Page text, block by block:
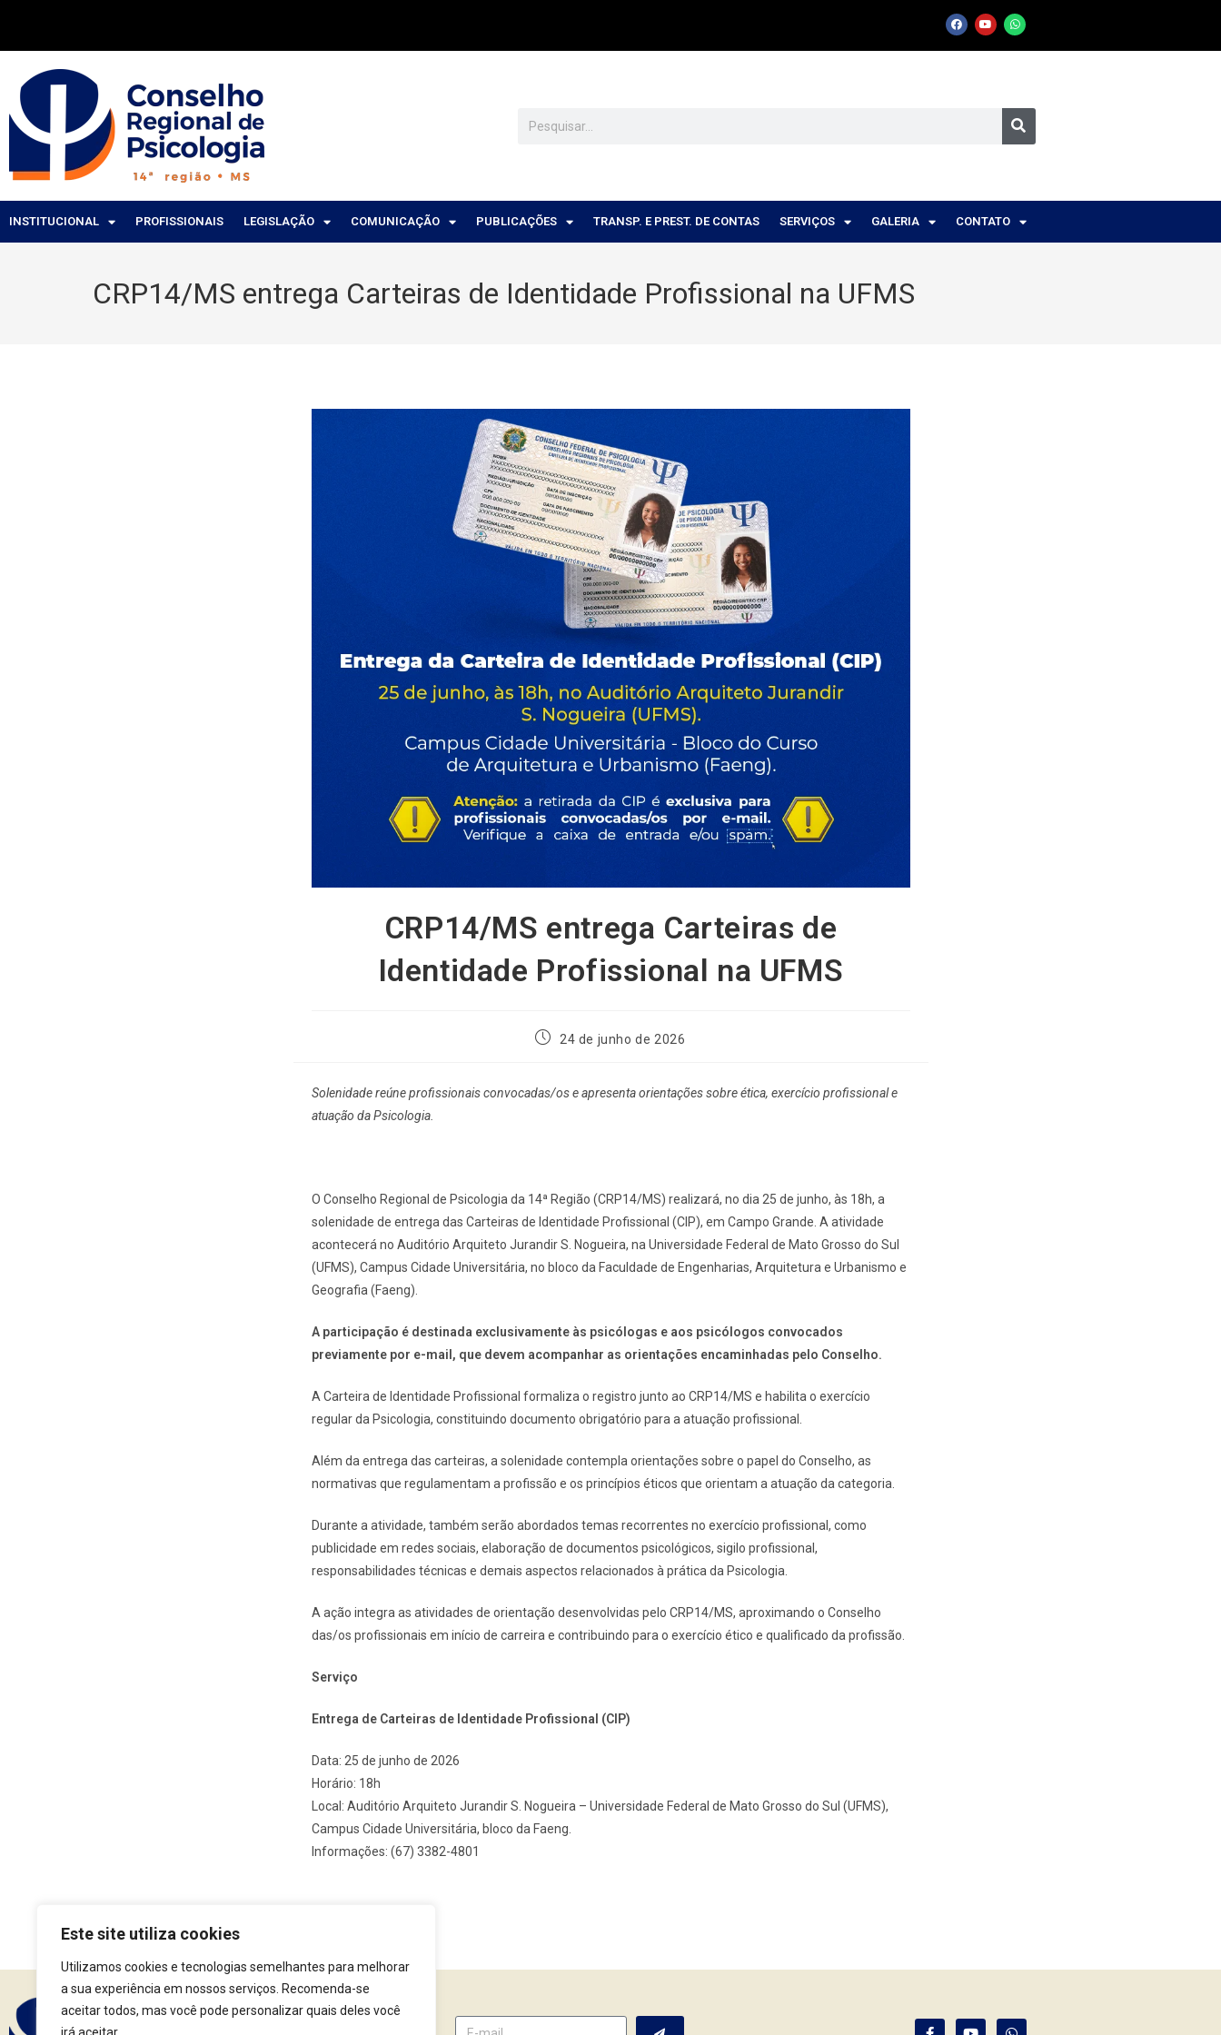
Este site utiliza cookies
Utilizamos cookies e tecnologias semelhantes para melhorar
a sua experiência em nossos serviços. Recomenda-se
aceitar todos, mas você pode personalizar quais deles você
INSTITUCIONAL PROFISSIONAIS LEGISLAÇÃO COMUNICAÇÃO PUBLICAÇÕES TRANSP. E PREST. DE CONTAS SERVIÇOS GALERIA CONTATO
CRP14/MS entrega Carteiras de Identidade Profissional na UFMS
CRP14/MS entrega Carteiras de
Identidade Profissional na UFMS
24 de junho de 2026
Solenidade reúne profissionais convocadas/os e apresenta orientações sobre ética, exercício profissional e
atuação da Psicologia.
O Conselho Regional de Psicologia da 14ª Região (CRP14/MS) realizará, no dia 25 de junho, às 18h, a
solenidade de entrega das Carteiras de Identidade Profissional (CIP), em Campo Grande. A atividade
acontecerá no Auditório Arquiteto Jurandir S. Nogueira, na Universidade Federal de Mato Grosso do Sul
(UFMS), Campus Cidade Universitária, no bloco da Faculdade de Engenharias, Arquitetura e Urbanismo e
Geografia (Faeng).
A participação é destinada exclusivamente às psicólogas e aos psicólogos convocados
previamente por e-mail, que devem acompanhar as orientações encaminhadas pelo Conselho.
A Carteira de Identidade Profissional formaliza o registro junto ao CRP14/MS e habilita o exercício
regular da Psicologia, constituindo documento obrigatório para a atuação profissional.
Além da entrega das carteiras, a solenidade contempla orientações sobre o papel do Conselho, as
normativas que regulamentam a profissão e os princípios éticos que orientam a atuação da categoria.
Durante a atividade, também serão abordados temas recorrentes no exercício profissional, como
publicidade em redes sociais, elaboração de documentos psicológicos, sigilo profissional,
responsabilidades técnicas e demais aspectos relacionados à prática da Psicologia.
A ação integra as atividades de orientação desenvolvidas pelo CRP14/MS, aproximando o Conselho
das/os profissionais em início de carreira e contribuindo para o exercício ético e qualificado da profissão.
Serviço
Entrega de Carteiras de Identidade Profissional (CIP)
Data: 25 de junho de 2026
Horário: 18h
Local: Auditório Arquiteto Jurandir S. Nogueira – Universidade Federal de Mato Grosso do Sul (UFMS),
Campus Cidade Universitária, bloco da Faeng.
Informações: (67) 3382-4801